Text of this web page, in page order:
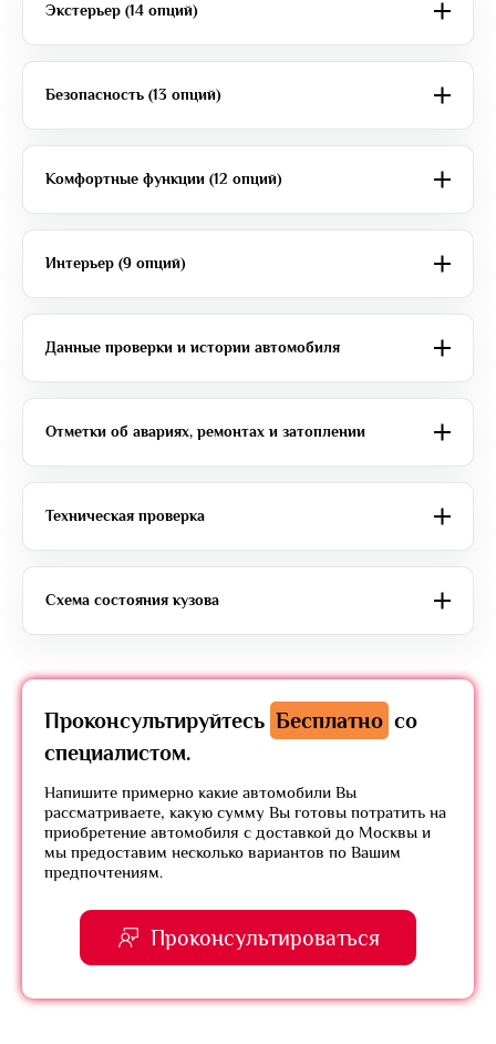
Экстерьер (14 опций)
Безопасность (13 опций)
Комфортные функции (12 опций)
Интерьер (9 опций)
Данные проверки и истории автомобиля
Отметки об авариях, ремонтах и затоплении
Техническая проверка
Схема состояния кузова
Проконсультируйтесь Бесплатно со
специалистом.
Напишите примерно какие автомобили Вы
рассматриваете, какую сумму Вы готовы потратить на
приобретение автомобиля с доставкой до Москвы и
мы предоставим несколько вариантов по Вашим
предпочтениям.
Проконсультироваться